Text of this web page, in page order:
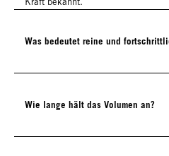
Was bedeutet reine und
Wie lange hält das Volumen an?